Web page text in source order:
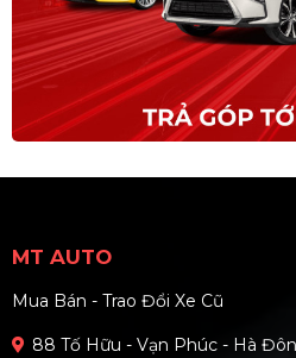
MT AUTO
Mua Bán - Trao Đổi Xe Cũ
88 Tố Hữu - Vạn Phúc - Hà